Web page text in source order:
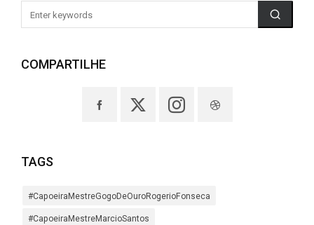
COMPARTILHE
TAGS
#CapoeiraMestreGogoDeOuroRogerioFonseca
#CapoeiraMestreMarcioSantos